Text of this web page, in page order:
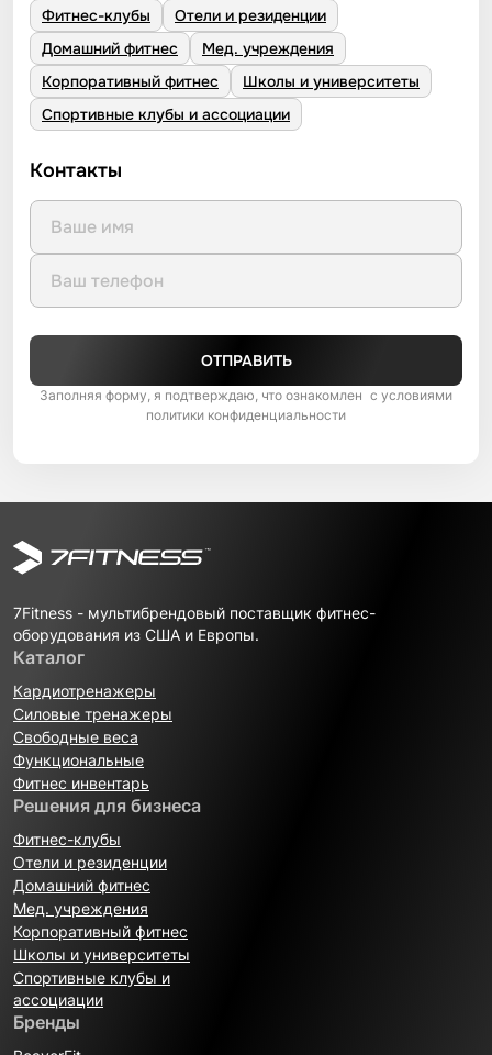
Фитнес-клубы
Отели и резиденции
Домашний фитнес
Мед. учреждения
Корпоративный фитнес
Школы и университеты
Спортивные клубы и ассоциации
Контакты
ОТПРАВИТЬ
Заполняя форму, я подтверждаю, что ознакомлен с условиями
политики конфиденциальности
7Fitness - мультибрендовый поставщик фитнес-
оборудования из США и Европы.
Каталог
Кардиотренажеры
Силовые тренажеры
Свободные веса
Функциональные
Фитнес инвентарь
Решения для бизнеса
Фитнес-клубы
Отели и резиденции
Домашний фитнес
Мед. учреждения
Корпоративный фитнес
Школы и университеты
Спортивные клубы и
ассоциации
Бренды